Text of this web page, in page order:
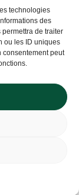
technologies
des
de traiter
ou les ID uniques
consentement peut
de-
vous